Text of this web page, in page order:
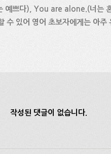
예쁘다), You are alone.(너
수 있어 영어 초보자에게는 아
작성된 댓글이 없습니다.